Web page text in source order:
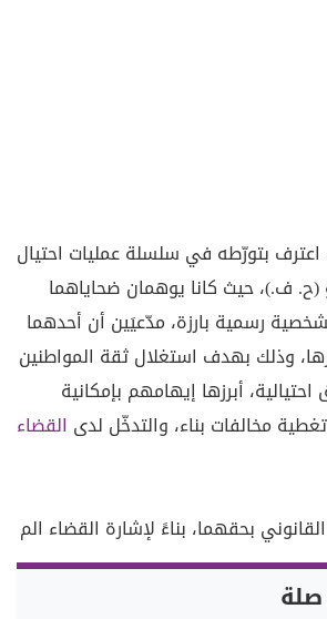
بتورّطه في سلسلة عمليات احتيال
(ح. ف.)، حيث كانا يوهمان ضحاياهما
رسمية بارزة، مدّعيَين أن أحدهما
وذلك بهدف استغلال ثقة المواطنين
أبرزها إيهامهم بإمكانية
مخالفات بناء، والتدخّل لدى القضاء
بحقهما، بناءً لإشارة القضاء الم